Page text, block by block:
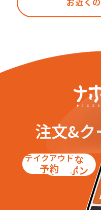
注文&ク
お得な
クーポン
テイクアウト
予約